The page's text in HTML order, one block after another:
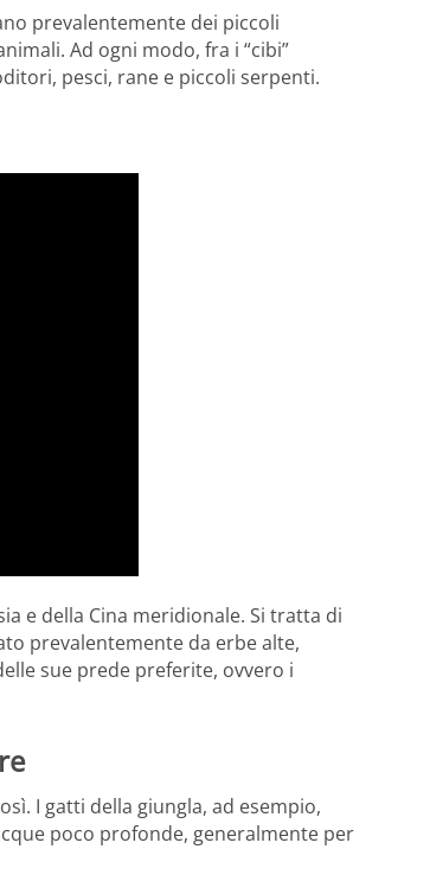
prevalentemente dei piccoli
Ad ogni modo, fra i “cibi”
pesci, rane e piccoli serpenti.
e della Cina meridionale. Si tratta di
prevalentemente da erbe alte,
sue prede preferite, ovvero i
I gatti della giungla, ad esempio,
poco profonde, generalmente per